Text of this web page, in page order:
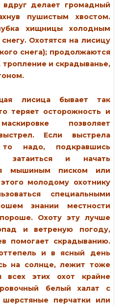
делает громадный
пушистым хвостом.
хищницы холодным
Охотятся на лисицу
снега); продолжаются
и скрадыванье,
лисица бывает так
теряет осторожность и
позволяет
Если выстрела
надо, подкравшись
затаиться и начать
мышиным писком или
молодому охотнику
специальными
знании местности
Охоту эту лучше
и ветреную погоду,
помогает скрадыванию.
и в ясный день
на солнце, лежит тоже
всех этих охот крайне
белый халат с
перчатки или